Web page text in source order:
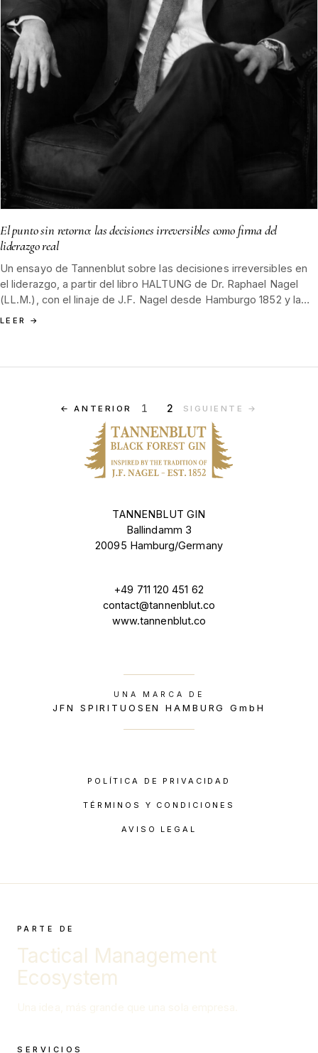
El punto sin retorno: las decisiones irreversibles como firma del
liderazgo real
Un ensayo de Tannenblut sobre las decisiones irreversibles en
el liderazgo, a partir del libro HALTUNG de Dr. Raphael Nagel
(LL.M.), con el linaje de J.F. Nagel desde Hamburgo 1852 y la
Selva Negra como contrapunto de oficio.
LEER →
←ANTERIOR 1 2 SIGUIENTE →
TANNENBLUT GIN
Ballindamm 3
20095 Hamburg/Germany
+49 711 120 451 62
contact@tannenblut.co
www.tannenblut.co
UNA MARCA DE
JFN SPIRITUOSEN HAMBURG GmbH
POLÍTICA DE PRIVACIDAD
TÉRMINOS Y CONDICIONES
AVISO LEGAL
PARTE DE
Tactical Management
Ecosystem
SERVICIOS